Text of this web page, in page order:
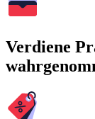
Verdiene